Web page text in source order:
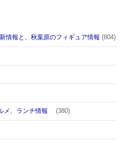
情報と、秋葉原のフィギュア情報 (804)
メ、ランチ情報 (380)